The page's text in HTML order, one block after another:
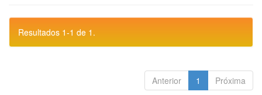
Resultados 1-1 de 1.
Anterior 1 Próxima